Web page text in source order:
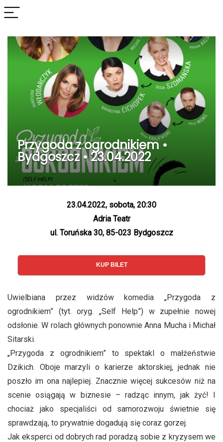
Przygoda z ogrodnikiem •
Bydgoszcz • 23.04.2022
23.04.2022, sobota, 20:30
Adria Teatr
ul. Toruńska 30, 85-023 Bydgoszcz
KUP BILET
Uwielbiana przez widzów komedia „Przygoda z
ogrodnikiem” (tyt. oryg. „Self Help”) w zupełnie nowej
odsłonie. W rolach głównych ponownie Anna Mucha i Michał
Sitarski.
„Przygoda z ogrodnikiem” to spektakl o małżeństwie
Dzikich. Oboje marzyli o karierze aktorskiej, jednak nie
poszło im ona najlepiej. Znacznie więcej sukcesów niż na
scenie osiągają w biznesie – radząc innym, jak żyć! I
chociaż jako specjaliści od samorozwoju świetnie się
sprawdzają, to prywatnie dogadują się coraz gorzej.
Jak eksperci od dobrych rad poradzą sobie z kryzysem we